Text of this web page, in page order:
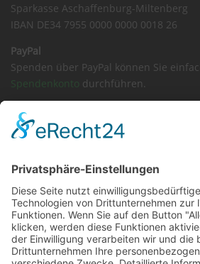
Sparkasse Aschaffenburg-Miltenberg
IBAN DE34 7955 0000 0000 0018 26
PayPal
Spenden über PayPal können Sie
Spendenkonto durchführen.
Sachspenden
Amazon Wunschliste
Impressum Datenschutz
Tierärzte / Notdienst